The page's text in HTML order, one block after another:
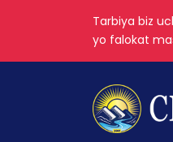
Tarbiya biz
yo falokat